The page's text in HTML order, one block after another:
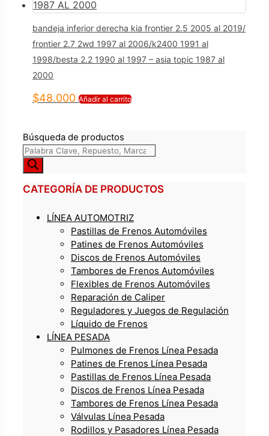
bandeja inferior derecha kia frontier 2.5 2005 al 2019/
frontier 2.7 2wd 1997 al 2006/k2400 1991 al
1998/besta 2.2 1990 al 1997 – asia topic 1987 al
2000
$48.000 Añadir al carrito
Búsqueda de productos
CATEGORÍA DE PRODUCTOS
LÍNEA AUTOMOTRIZ
Pastillas de Frenos Automóviles
Patines de Frenos Automóviles
Discos de Frenos Automóviles
Tambores de Frenos Automóviles
Flexibles de Frenos Automóviles
Reparación de Caliper
Reguladores y Juegos de Regulación
Líquido de Frenos
LÍNEA PESADA
Pulmones de Frenos Línea Pesada
Patines de Frenos Línea Pesada
Pastillas de Frenos Línea Pesada
Discos de Frenos Línea Pesada
Tambores de Frenos Línea Pesada
Válvulas Línea Pesada
Rodillos y Pasadores Línea Pesada